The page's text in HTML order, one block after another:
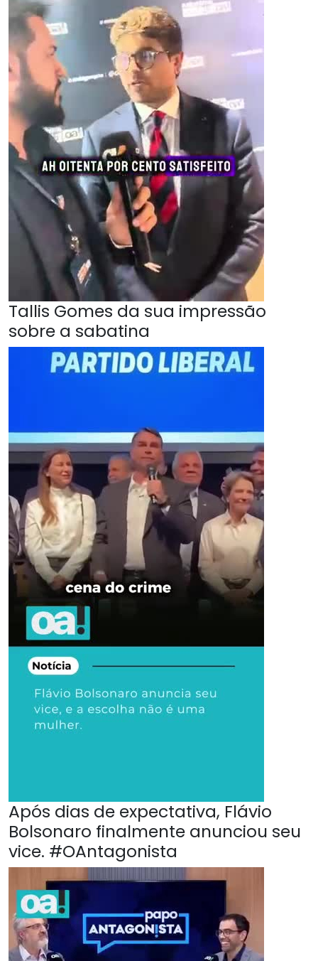
Tallis Gomes da sua impressão
sobre a sabatina
Após dias de expectativa, Flávio
Bolsonaro finalmente anunciou seu
vice. #OAntagonista